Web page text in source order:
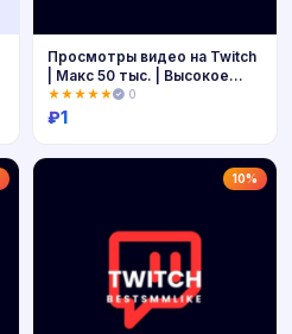
Просмотры видео на Twitch
| Макс 50 тыс. | Высокое
каче
★★★★★ 0
₽1
10%